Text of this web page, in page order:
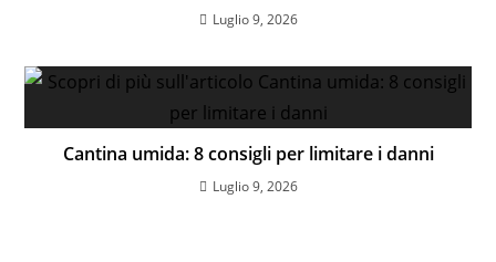
Luglio 9, 2026
Cantina umida: 8 consigli per limitare i danni
Luglio 9, 2026